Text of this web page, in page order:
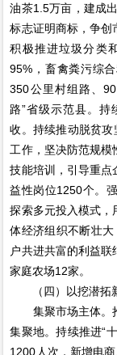
油茶1.5万亩，建成
标志证明商标，争创
积极推进垃圾分类
95%，畜禽粪污综
350公里村组路、
路”省级示范县。持
收。持续推动脱贫攻
工作，坚决防范规模
技能培训，引导重点
益性岗位1250个。
探索多元投入模式，
体经济组织不断壮
户共进共富的利益联
家庭农场12家。
（四）以挖潜拓新
集聚市场主体。抢
集聚地。持续推进“
1200人次，新增电